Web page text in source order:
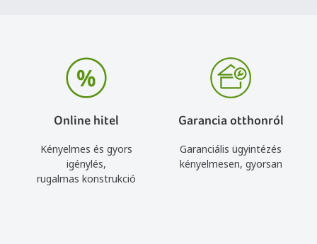
Online hitel
Kényelmes és gyors
igénylés,
rugalmas konstrukció
Garancia otthonról
Garanciális ügyintézés
kényelmesen, gyorsan